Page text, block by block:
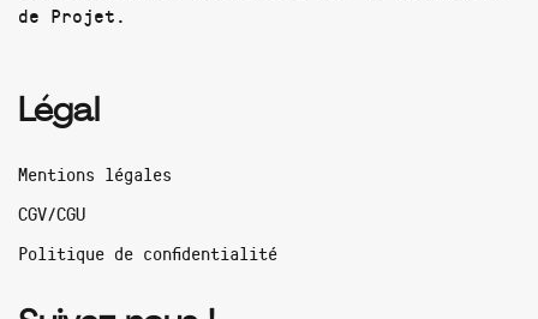
de Projet.
Légal
Mentions légales
CGV/CGU
Politique de confidentialité